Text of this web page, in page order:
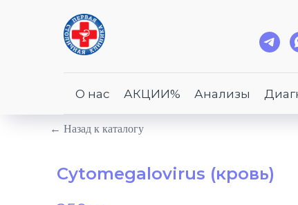
О нас АКЦИИ% Анализы
← Назад к каталогу
Cytomegalovirus (кровь)